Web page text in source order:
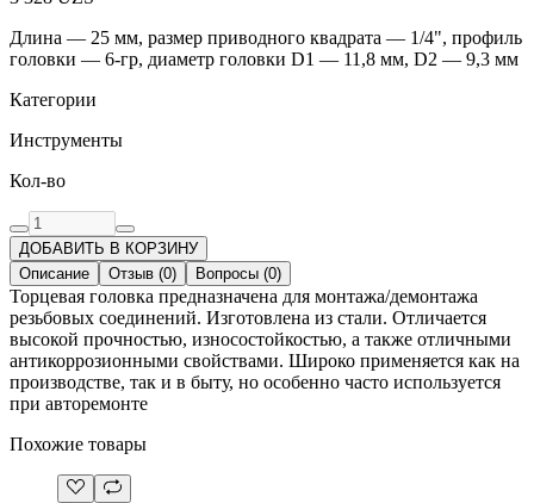
Длина — 25 мм, размер приводного квадрата — 1/4", профиль
головки — 6-гр, диаметр головки D1 — 11,8 мм, D2 — 9,3 мм
Категории
Инструменты
Кол-во
ДОБАВИТЬ В КОРЗИНУ
Описание
Отзыв (0) Вопросы (0)
Торцевая головка предназначена для монтажа/демонтажа
резьбовых соединений. Изготовлена из стали. Отличается
высокой прочностью, износостойкостью, а также отличными
антикоррозионными свойствами. Широко применяется как на
производстве, так и в быту, но особенно часто используется
при авторемонте
Похожие товары